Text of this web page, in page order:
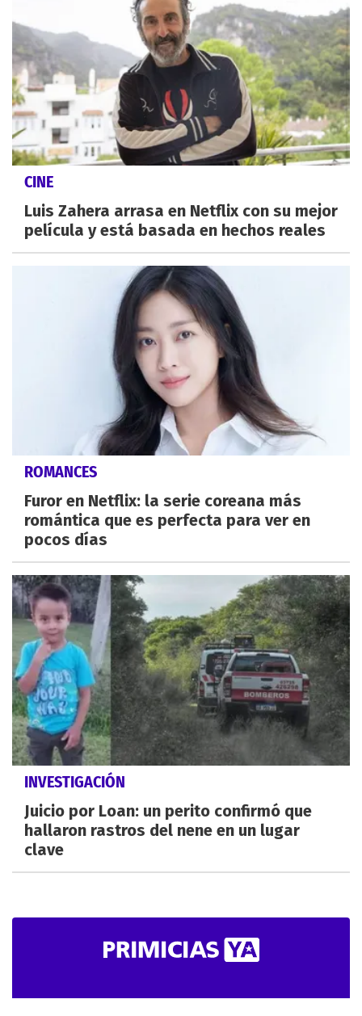
CINE
Luis Zahera arrasa en Netflix con su mejor
película y está basada en hechos reales
ROMANCES
Furor en Netflix: la serie coreana más
romántica que es perfecta para ver en
pocos días
INVESTIGACIÓN
Juicio por Loan: un perito confirmó que
hallaron rastros del nene en un lugar
clave